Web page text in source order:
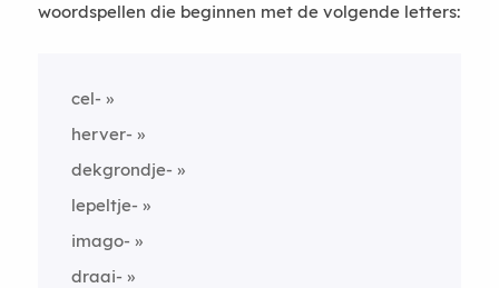
woordspellen die beginnen met de volgende letters:
cel-
herver-
dekgrondje-
lepeltje-
imago-
draai-